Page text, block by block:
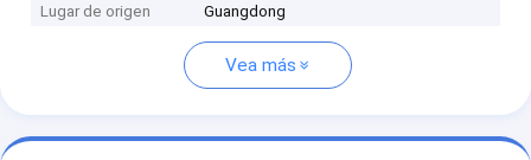
Lugar de origen Guangdong
Vea más